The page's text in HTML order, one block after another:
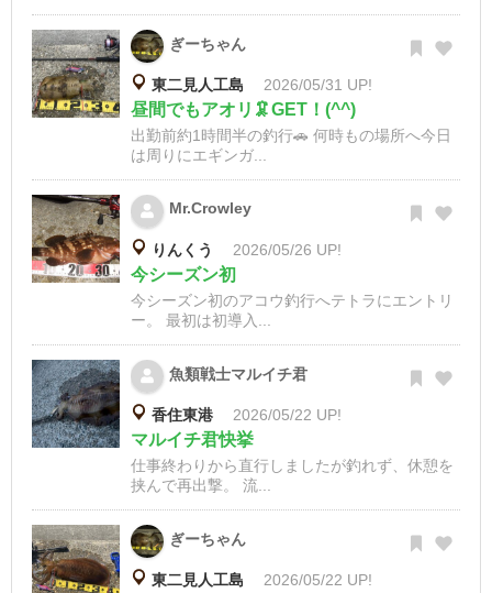
ぎーちゃん
東二見人工島 2026/05/31 UP!
昼間でもアオリ🦑GET！(^^)
出勤前約1時間半の釣行🚗 何時もの場所へ今日
は周りにエギンガ...
Mr.Crowley
りんくう 2026/05/26 UP!
今シーズン初
今シーズン初のアコウ釣行へテトラにエントリ
ー。 最初は初導入...
魚類戦士マルイチ君
香住東港 2026/05/22 UP!
マルイチ君快挙
仕事終わりから直行しましたが釣れず、休憩を
挟んで再出撃。 流...
ぎーちゃん
東二見人工島 2026/05/22 UP!